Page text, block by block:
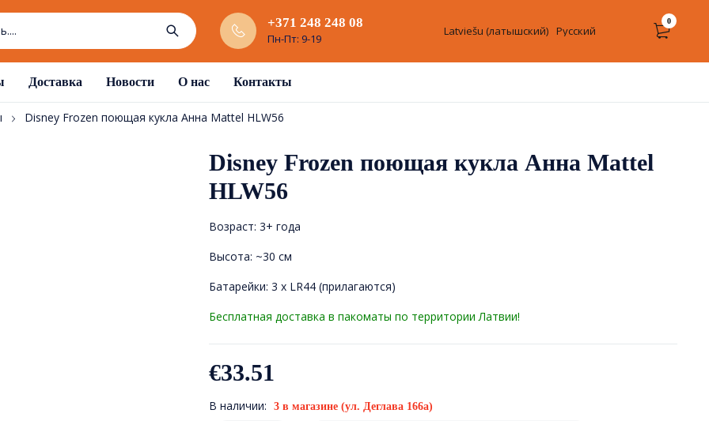
+371 248 248 08
Пн-Пт: 9-19
Latviešu (латышский) Русский
0
Доставка Новости О нас Контакты
Disney Frozen поющая кукла Анна Mattel HLW56
Disney Frozen поющая кукла Анна Mattel
HLW56
Возраст: 3+ года
Высота: ~30 см
Батарейки: 3 х LR44 (прилагаются)
Бесплатная доставка в пакоматы по территории Латвии!
€33.51
В наличии: 3 в магазине (ул. Деглава 166а)